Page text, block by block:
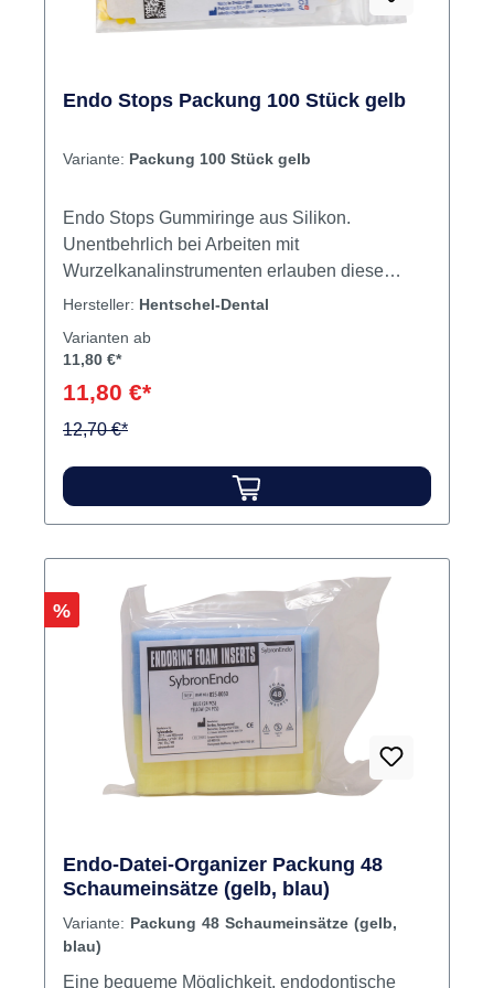
Endo Stops Packung 100 Stück gelb
Variante: Packung 100 Stück gelb
Endo Stops Gummiringe aus Silikon.
Unentbehrlich bei Arbeiten mit
Wurzelkanalinstrumenten erlauben diese
Gummiringe aus Silikon noch eine weitere
Anzahl von Sterilisationszyklen jedes
Man kann z. B. mit der hellsten Farbe beginnen
und für jede weitere Sterilisation die nächste
Sterilisationen ist dann an der Farbe sofort
ablesbar. Ø: 3.5 mm Dicke: 1 mm Im Autoklav
Einführungsdurchstich Inhalt 100 Ringe
Hersteller: Hentschel-Dental
Varianten ab
11,80 €*
11,80 €*
12,70 €*
Rabatt
%
Endo-Datei-Organizer Packung 48
Schaumeinsätze (gelb, blau)
Variante: Packung 48 Schaumeinsätze (gelb,
blau)
Eine bequeme Möglichkeit, endodontische